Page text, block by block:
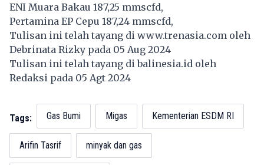
ENI Muara Bakau 187,25 mmscfd,
Pertamina EP Cepu 187,24 mmscfd,
Tulisan ini telah tayang di www.trenasia.com oleh
Debrinata Rizky pada 05 Aug 2024
Tulisan ini telah tayang dibalinesia.id oleh
Redaksi pada 05 Agt 2024
Tags: Gas Bumi Migas Kementerian ESDM RI
Arifin Tasrif minyak dan gas